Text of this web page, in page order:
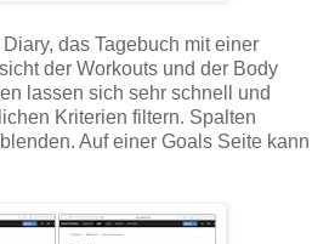
das Tagebuch mit einer
der Workouts und der Body
lassen sich sehr schnell und
Kriterien filtern. Spalten
Auf einer Goals Seite kann